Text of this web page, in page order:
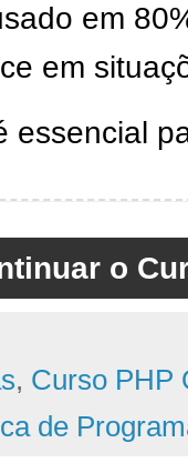
em
em
essencial
o
, Curso PHP
de